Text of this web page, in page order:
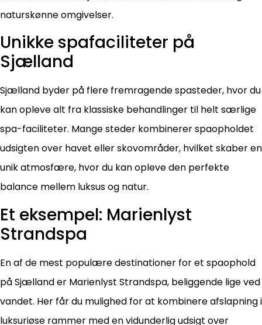
naturskønne omgivelser.
Unikke spafaciliteter på
Sjælland
Sjælland byder på flere fremragende spasteder, hvor du
kan opleve alt fra klassiske behandlinger til helt særlige
spa-faciliteter. Mange steder kombinerer spaopholdet
udsigten over havet eller skovområder, hvilket skaber en
unik atmosfære, hvor du kan opleve den perfekte
balance mellem luksus og natur.
Et eksempel: Marienlyst
Strandspa
En af de mest populære destinationer for et spaophold
på Sjælland er Marienlyst Strandspa, beliggende lige ved
vandet. Her får du mulighed for at kombinere afslapning i
luksuriøse rammer med en vidunderlig udsigt over